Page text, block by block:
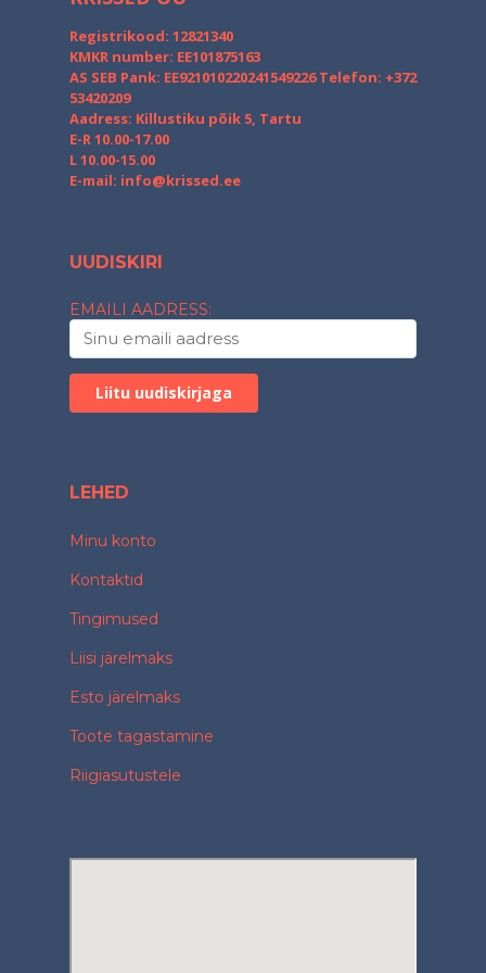
Registrikood: 12821340
KMKR number: EE101875163
AS SEB Pank: EE921010220241549226 Telefon: +372
53420209
Aadress: Killustiku põik 5, Tartu
E-R 10.00-17.00
L 10.00-15.00
E-mail: info@krissed.ee
UUDISKIRI
EMAILI AADRESS:
LEHED
Minu konto
Kontaktid
Tingimused
Liisi järelmaks
Esto järelmaks
Toote tagastamine
Riigiasutustele